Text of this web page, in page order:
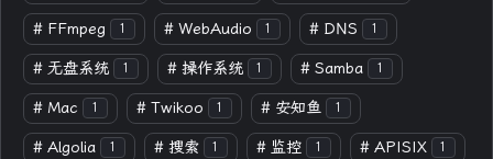
# FFmpeg 1 # WebAudio 1 # DNS 1
# 无盘系统 1 # 操作系统 1 # Samba 1
# Mac 1 # Twikoo 1 # 安知鱼 1
# Algolia 1 # 搜索 1 # 监控 1 # APISIX 1